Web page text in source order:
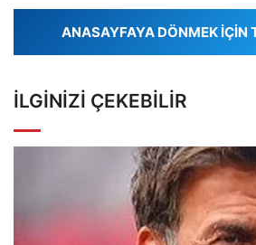
ANASAYFAYA DÖNMEK İÇİN
İLGINIZI ÇEKEBILIR